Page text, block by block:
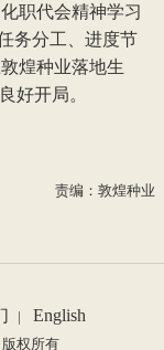
职代会精神学习
务分工、进度节
煌种业落地生
好开局。
责编：敦煌种业
| English
权所有